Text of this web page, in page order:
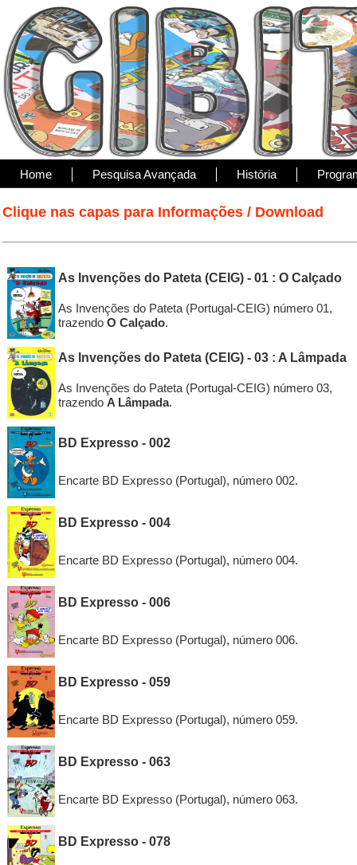
Home Pesquisa Avançada História
Clique nas capas para Informações / Download
As Invenções do Pateta (CEIG) - 01 : O Calçado
As Invenções do Pateta (Portugal-CEIG) número 01,
trazendo O Calçado.
As Invenções do Pateta (CEIG) - 03 : A Lâmpada
As Invenções do Pateta (Portugal-CEIG) número 03,
trazendo A Lâmpada.
BD Expresso - 002
Encarte BD Expresso (Portugal), número 002.
BD Expresso - 004
Encarte BD Expresso (Portugal), número 004.
BD Expresso - 006
Encarte BD Expresso (Portugal), número 006.
BD Expresso - 059
Encarte BD Expresso (Portugal), número 059.
BD Expresso - 063
Encarte BD Expresso (Portugal), número 063.
BD Expresso - 078